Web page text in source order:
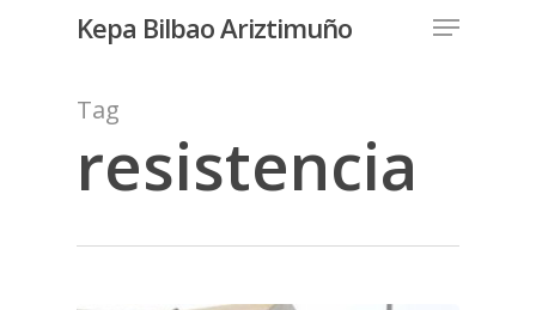
Kepa Bilbao Ariztimuño Menu
Tag
resistencia